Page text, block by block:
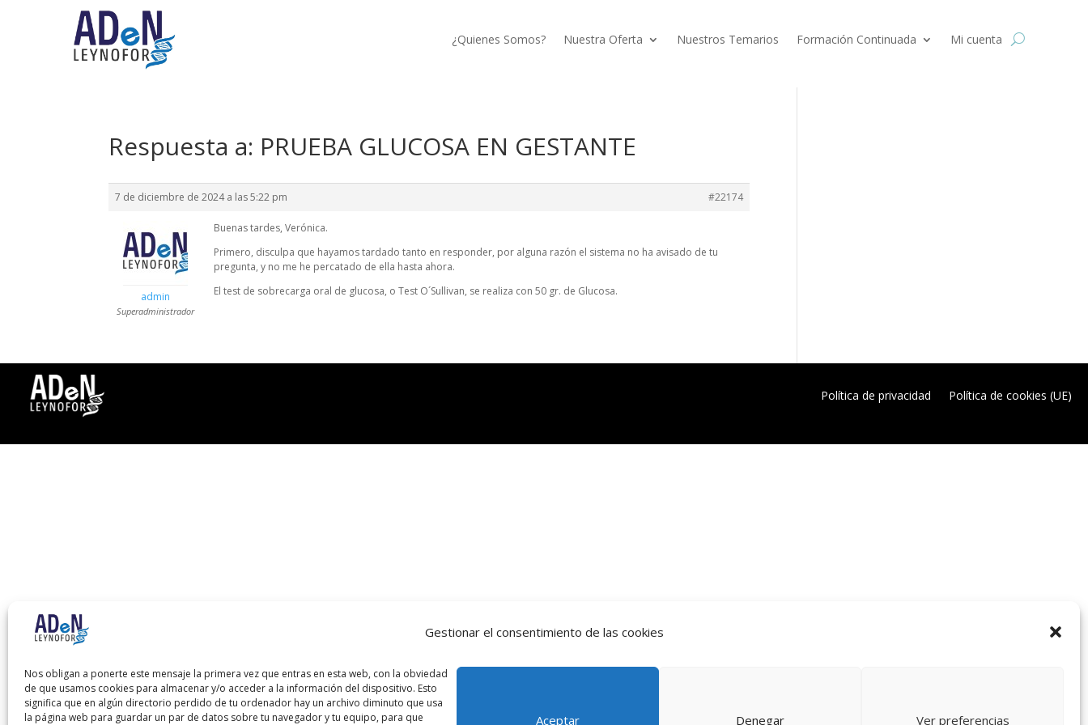
Gestionar el consentimiento de las cookies
Nos obligan a ponerte este mensaje la primera vez que entras en esta web, con la obviedad
de que usamos cookies para almacenar y/o acceder a la información del dispositivo. Esto
significa que en algún directorio perdido de tu ordenador hay un archivo diminuto que usa
la página web para guardar un par de datos sobre tu navegador y tu equipo, para que
Aceptar Denegar Ver preferencias
¿Quienes Somos? Nuestra Oferta Nuestros Temarios Formación Continuada Mi cuenta
Respuesta a: PRUEBA GLUCOSA EN GESTANTE
7 de diciembre de 2024 a las 5:22 pm #22174
admin
Superadministrador
Buenas tardes, Verónica.
Primero, disculpa que hayamos tardado tanto en responder, por alguna razón el sistema no ha avisado de tu
pregunta, y no me he percatado de ella hasta ahora.
El test de sobrecarga oral de glucosa, o Test O´Sullivan, se realiza con 50 gr. de Glucosa.
Política de privacidad Política de cookies (UE)